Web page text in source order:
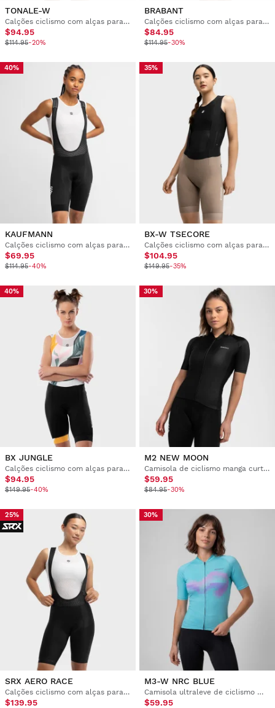
TONALE-W
Calções ciclismo com alças para mulher
$94.95
$114.95-20%
BRABANT
Calções ciclismo com alças para mulher
$84.95
$114.95-30%
40%
KAUFMANN
Calções ciclismo com alças para mulher
$69.95
$114.95-40%
35%
BX-W TSECORE
Calções ciclismo com alças para mulher
$104.95
$149.95-35%
40%
BX JUNGLE
Calções ciclismo com alças para mulher
$94.95
$149.95-40%
30%
M2 NEW MOON
Camisola de ciclismo manga curta mulher
$59.95
$84.95-30%
25%
SRX AERO RACE
Calções ciclismo com alças para mulher
$139.95
30%
M3-W NRC BLUE
Camisola ultraleve de ciclismo mulher
$59.95